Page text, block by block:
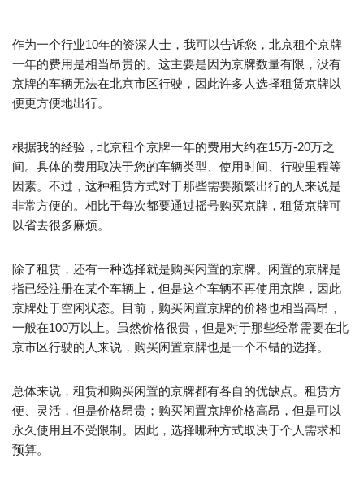
作为一个行业10年的资深人士，我可以告诉您，北京租个京牌
一年的费用是相当昂贵的。这主要是因为京牌数量有限，没有
京牌的车辆无法在北京市区行驶，因此许多人选择租赁京牌以
便更方便地出行。
根据我的经验，北京租个京牌一年的费用大约在15万-20万之
间。具体的费用取决于您的车辆类型、使用时间、行驶里程等
因素。不过，这种租赁方式对于那些需要频繁出行的人来说是
非常方便的。相比于每次都要通过摇号购买京牌，租赁京牌可
以省去很多麻烦。
除了租赁，还有一种选择就是购买闲置的京牌。闲置的京牌是
指已经注册在某个车辆上，但是这个车辆不再使用京牌，因此
京牌处于空闲状态。目前，购买闲置京牌的价格也相当高昂，
一般在100万以上。虽然价格很贵，但是对于那些经常需要在北
京市区行驶的人来说，购买闲置京牌也是一个不错的选择。
总体来说，租赁和购买闲置的京牌都有各自的优缺点。租赁方
便、灵活，但是价格昂贵；购买闲置京牌价格高昂，但是可以
永久使用且不受限制。因此，选择哪种方式取决于个人需求和
预算。